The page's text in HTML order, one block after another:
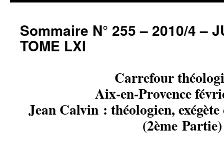
Sommaire N° 255 – 2010/4 –
TOME LXI
Carrefour
Aix-en-Provence
Jean Calvin : théologien,
(2ème Partie)